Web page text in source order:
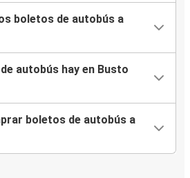
boletos de autobús a
autobús hay en Busto
boletos de autobús a